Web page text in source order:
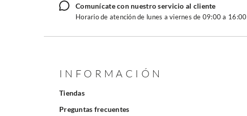
Comunícate con nuestro servicio al cliente
Horario de atención de lunes a viernes de 09:00 a 16:00
INFORMACIÓN
Tiendas
Preguntas frecuentes